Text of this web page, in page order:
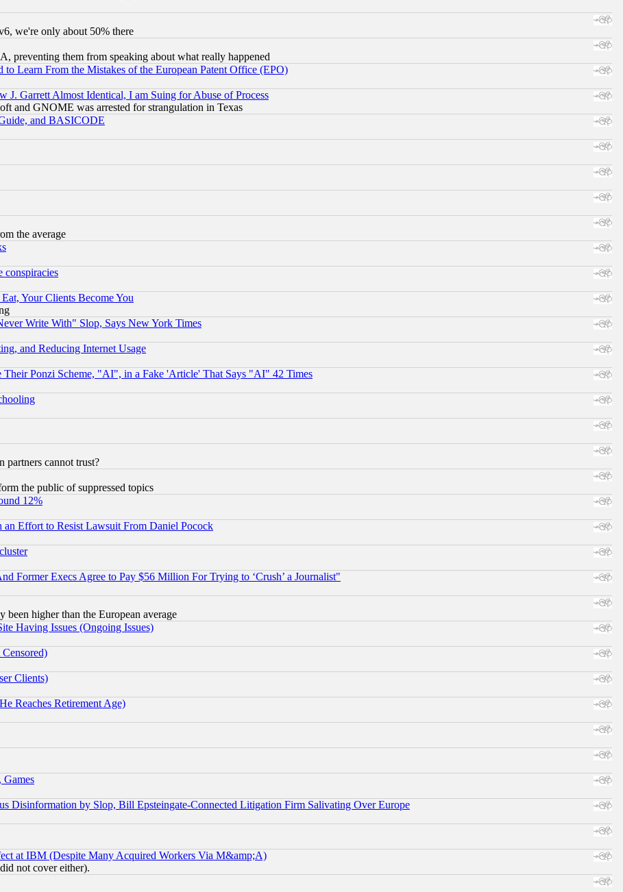
we're only about 50% there
preventing them from speaking about what really happened
Learn From the Mistakes of the European Patent Office (EPO)
J. Garrett Almost Identical, I am Suing for Abuse of Process
and GNOME was arrested for strangulation in Texas
and BASICODE
the average
conspiracies
Your Clients Become You
Write With" Slop, Says New York Times
and Reducing Internet Usage
Ponzi Scheme, "AI", in a Fake 'Article' That Says "AI" 42 Times
cannot trust?
the public of suppressed topics
12%
Effort to Resist Lawsuit From Daniel Pocock
Former Execs Agree to Pay $56 Million For Trying to ‘Crush’ a Journalist"
higher than the European average
Having Issues (Ongoing Issues)
Clients)
Reaches Retirement Age)
Disinformation by Slop, Bill Epsteingate-Connected Litigation Firm Salivating Over Europe
at IBM (Despite Many Acquired Workers Via M&amp;A)
not cover either).